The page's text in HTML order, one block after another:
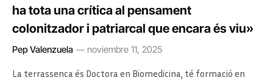
ha tota una crítica al pensament
colonitzador i patriarcal que encara és viu»
Pep Valenzuela noviembre 11, 2025
La terrassenca és Doctora en Biomedicina, té formació en